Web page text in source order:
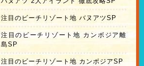
注目のビーチリゾート地 バヌアツSP
注目のビーチリゾート地 カンボジア離
島SP
注目のビーチリゾート地 カンボジアSP